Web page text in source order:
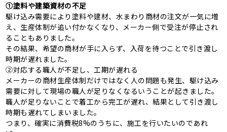
①塗料や建築資材の不足
駆け込み需要により塗料や建材、水まわり商材の注文が一気に増
え、生産体制が追い付かなくなり、メーカー側で受注が停止され
ることもありました。
その結果、希望の商材が手に入らず、入荷を待つことで引き渡し
時期が遅れました。
②対応する職人が不足し、工期が遅れる
メーカーの商材生産体制だけではなく人の問題も発生、駆け込み
需要に対して現場の職人が足りなくなるいうことが起きました。
職人が足りないことで着工から完工が遅れ、結果として引き渡し
時期も遅れてしまいました。
つまり、確実に消費税8%のうちに、施工を行いたいのであれ